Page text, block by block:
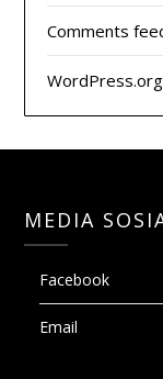
Comments
WordPress.org
MEDIA
Facebook
Email